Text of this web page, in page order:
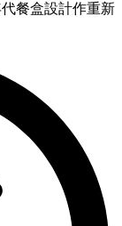
餐盒設計作重新